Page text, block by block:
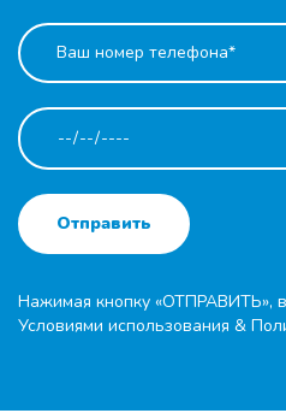
Отправить
Нажимая кнопку «ОТПРАВИТЬ»,
Условиями использования &